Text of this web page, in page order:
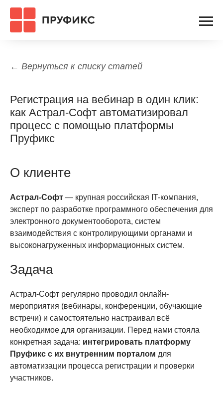
← Вернуться к списку статей
Регистрация на вебинар в один клик:
как Астрал-Софт автоматизировал
процесс с помощью платформы
Пруфикс
О клиенте
Астрал-Софт — крупная российская IT-компания,
эксперт по разработке программного обеспечения для
электронного документооборота, систем
взаимодействия с контролирующими органами и
высоконагруженных информационных систем.
Задача
Астрал-Софт регулярно проводил онлайн-
мероприятия (вебинары, конференции, обучающие
встречи) и самостоятельно настраивал всё
необходимое для организации. Перед нами стояла
конкретная задача: интегрировать платформу
Пруфикс с их внутренним порталом для
автоматизации процесса регистрации и проверки
участников.